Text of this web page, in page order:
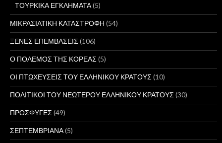
ΤΟΥΡΚΙΚΑ ΕΓΚΛΗΜΑΤΑ(5)
ΜΙΚΡΑΣΙΑΤΙΚΗ ΚΑΤΑΣΤΡΟΦΗ (54)
ΞΕΝΕΣ ΕΠΕΜΒΑΣΕΙΣ (106)
Ο ΠΟΛΕΜΟΣ ΤΗΣ ΚΟΡΕΑΣ (5)
ΟΙ ΠΤΩΧΕΥΣΕΙΣ ΤΟΥ ΕΛΛΗΝΙΚΟΥ ΚΡΑΤΟΥΣ (10)
ΠΟΛΙΤΙΚΟΙ ΤΟΥ ΝΕΩΤΕΡΟΥ ΕΛΛΗΝΙΚΟΥ ΚΡΑΤΟΥΣ (30)
ΠΡΟΣΦΥΓΕΣ (49)
ΣΕΠΤΕΜΒΡΙΑΝΑ(5)